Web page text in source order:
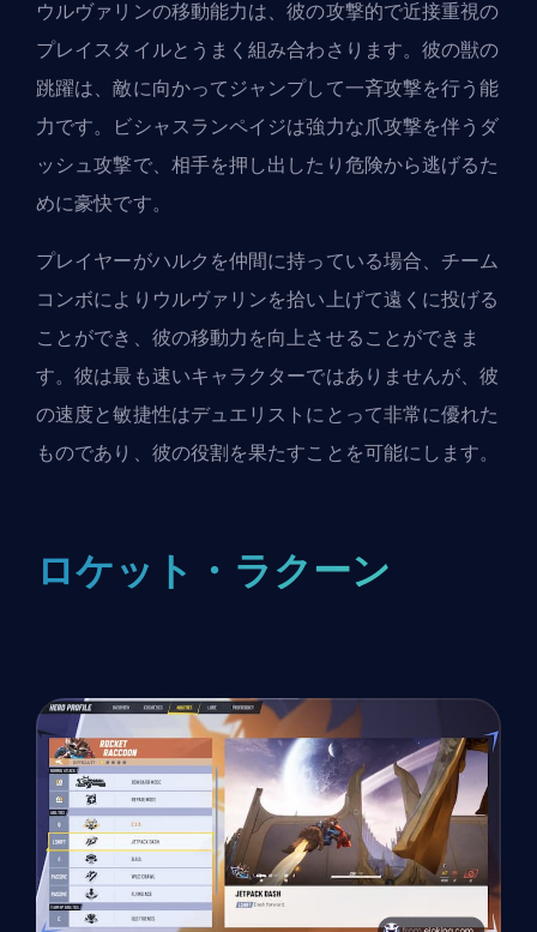
ウルヴァリンの移動能力は、彼の攻撃的で近接重視の
プレイスタイルとうまく組み合わさります。彼の獣の
跳躍は、敵に向かってジャンプして一斉攻撃を行う能
力です。ビシャスランペイジは強力な爪攻撃を伴うダ
ッシュ攻撃で、相手を押し出したり危険から逃げるた
めに豪快です。
プレイヤーがハルクを仲間に持っている場合、チーム
コンボによりウルヴァリンを拾い上げて遠くに投げる
ことができ、彼の移動力を向上させることができま
す。彼は最も速いキャラクターではありませんが、彼
の速度と敏捷性はデュエリストにとって非常に優れた
ものであり、彼の役割を果たすことを可能にします。
ロケット・ラクーン